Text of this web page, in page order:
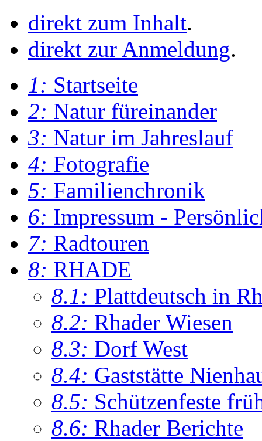
direkt zum Inhalt.
direkt zur Anmeldung.
1: Startseite
2: Natur füreinander
3: Natur im Jahreslauf
4: Fotografie
5: Familienchronik
6: Impressum -
7: Radtouren
8: RHADE
8.1: Plattdeutsch in
8.2: Rhader Wiesen
8.3: Dorf West
8.4: Gaststätte
8.5: Schützenfeste
8.6: Rhader Berichte